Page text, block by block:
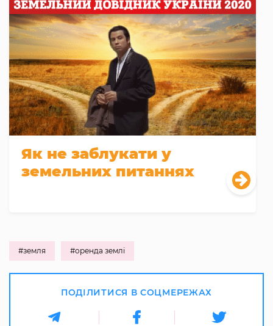
Як не заблукати у
земельних питаннях
#земля #оренда землі
ПОДІЛИТИСЯ В СОЦМЕРЕЖАХ